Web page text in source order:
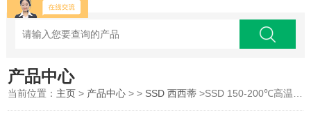
产品中心
当前位置： 主页 > 产品中心 > > SSD 西西蒂 >SSD 150-200℃高温离子棒HTB系列专用电源